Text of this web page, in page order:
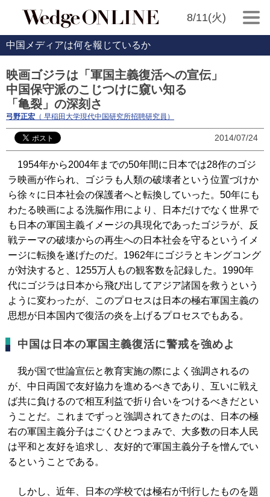
8/11(火)
中国メディアは何を報じているか
映画ゴジラは「軍国主義復活への宣伝」
中国保守派のこじつけに窺い知る
「亀裂」の深刻さ
弓野正宏 （ 早稲田大学現代中国研究所招聘研究員）
2014/07/24
1954年から2004年までの50年間に日本では28作のゴジ
ラ映画が作られ、ゴジラも人類の破壊者という位置づけか
ら徐々に日本社会の保護者へと転換していった。50年にも
わたる映画による洗脳作用により、日本だけでなく世界で
も日本の軍国主義イメージの具現化であったゴジラが、反
戦テーマの破壊からの再生への日本社会を守るというイメ
ージに転換を遂げたのだ。1962年にゴジラとキングコング
が対決すると、1255万人もの観客数を記録した。1990年
代にゴジラは日本から飛び出してアジア諸国を救うという
ように変わったが、このプロセスは日本の極右軍国主義の
思想が日本国内で復活の炎を上げるプロセスでもある。
中国は日本の軍国主義復活に警戒を強めよ
我が国で世論宣伝と教育実施の際によく強調されるの
が、中日両国で友好協力を進めるべきであり、互いに戦え
ば共に負けるので相互利益で折り合いをつけるべきだとい
うことだ。これまでずっと強調されてきたのは、日本の極
右の軍国主義分子はごくひとつまみで、大多数の日本人民
は平和と友好を追求し、友好的で軍国主義分子を憎んでい
るということである。
しかし、近年、日本の学校では極右が刊行したものを題